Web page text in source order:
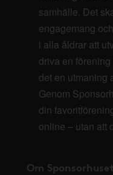
samhälle. Det
engagemang
i alla åldrar att
driva en
det en utmaning
Genom
din
online – utan att
Om Sponsorhuset